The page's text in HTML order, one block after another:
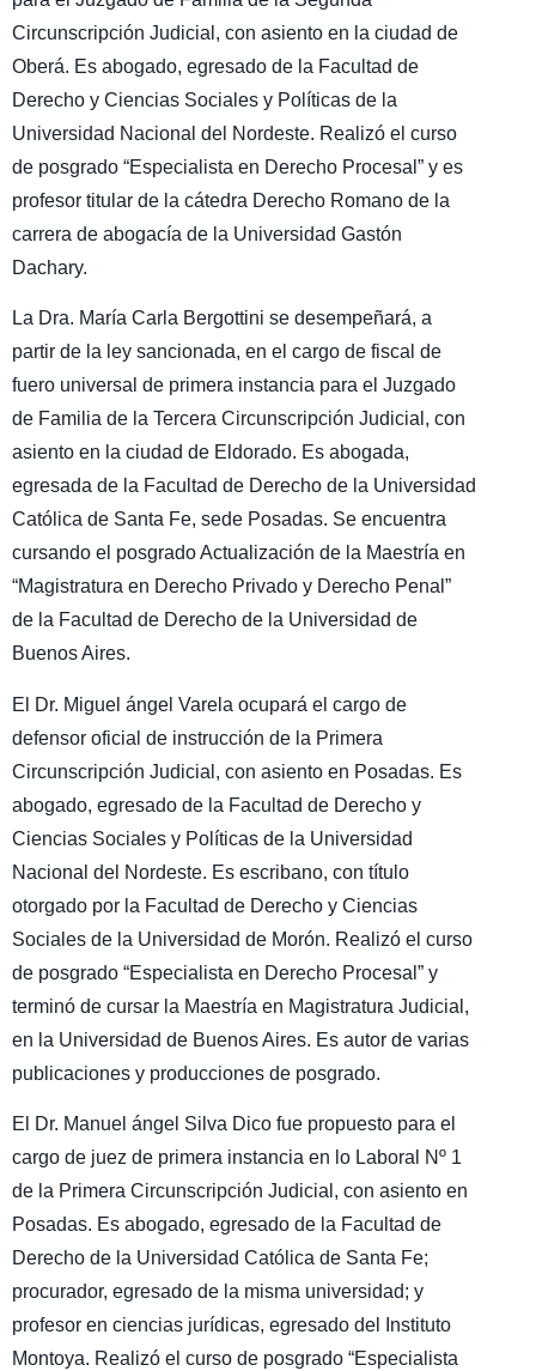
Circunscripción Judicial, con asiento en la ciudad de
Oberá. Es abogado, egresado de la Facultad de
Derecho y Ciencias Sociales y Políticas de la
Universidad Nacional del Nordeste. Realizó el curso
de posgrado “Especialista en Derecho Procesal” y es
profesor titular de la cátedra Derecho Romano de la
carrera de abogacía de la Universidad Gastón
Dachary.
La Dra. María Carla Bergottini se desempeñará, a
partir de la ley sancionada, en el cargo de fiscal de
fuero universal de primera instancia para el Juzgado
de Familia de la Tercera Circunscripción Judicial, con
asiento en la ciudad de Eldorado. Es abogada,
egresada de la Facultad de Derecho de la Universidad
Católica de Santa Fe, sede Posadas. Se encuentra
cursando el posgrado Actualización de la Maestría en
“Magistratura en Derecho Privado y Derecho Penal”
de la Facultad de Derecho de la Universidad de
Buenos Aires.
El Dr. Miguel ángel Varela ocupará el cargo de
defensor oficial de instrucción de la Primera
Circunscripción Judicial, con asiento en Posadas. Es
abogado, egresado de la Facultad de Derecho y
Ciencias Sociales y Políticas de la Universidad
Nacional del Nordeste. Es escribano, con título
otorgado por la Facultad de Derecho y Ciencias
Sociales de la Universidad de Morón. Realizó el curso
de posgrado “Especialista en Derecho Procesal” y
terminó de cursar la Maestría en Magistratura Judicial,
en la Universidad de Buenos Aires. Es autor de varias
publicaciones y producciones de posgrado.
El Dr. Manuel ángel Silva Dico fue propuesto para el
cargo de juez de primera instancia en lo Laboral Nº 1
de la Primera Circunscripción Judicial, con asiento en
Posadas. Es abogado, egresado de la Facultad de
Derecho de la Universidad Católica de Santa Fe;
procurador, egresado de la misma universidad; y
profesor en ciencias jurídicas, egresado del Instituto
Montoya. Realizó el curso de posgrado “Especialista